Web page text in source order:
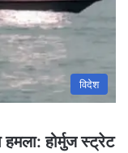
विदेश
होर्मुज स्ट्रेट